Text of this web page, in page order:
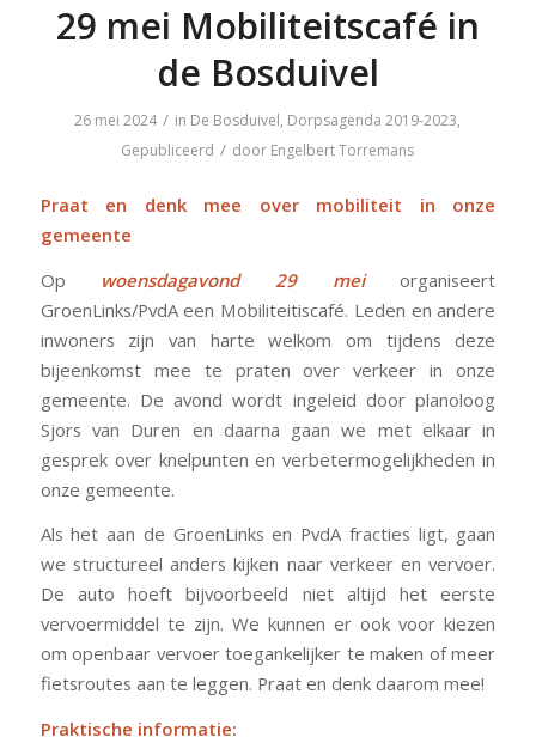
29 mei Mobiliteitscafé in
de Bosduivel
26 mei 2024 / in De Bosduivel, Dorpsagenda 2019-2023,
Gepubliceerd / door Engelbert Torremans
Praat en denk mee over mobiliteit in onze
gemeente
Op woensdagavond 29 meiorganiseert
GroenLinks/PvdA een Mobiliteitiscafé. Leden en andere
inwoners zijn van harte welkom om tijdens deze
bijeenkomst mee te praten over verkeer in onze
gemeente. De avond wordt ingeleid door planoloog
Sjors van Duren en daarna gaan we met elkaar in
gesprek over knelpunten en verbetermogelijkheden in
onze gemeente.
Als het aan de GroenLinks en PvdA fracties ligt, gaan
we structureel anders kijken naar verkeer en vervoer.
De auto hoeft bijvoorbeeld niet altijd het eerste
vervoermiddel te zijn. We kunnen er ook voor kiezen
om openbaar vervoer toegankelijker te maken of meer
fietsroutes aan te leggen. Praat en denk daarom mee!
Praktische informatie: